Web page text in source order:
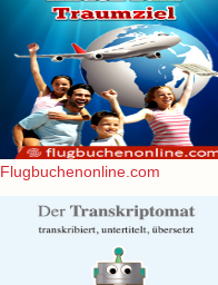
Flugbuchenonline.com